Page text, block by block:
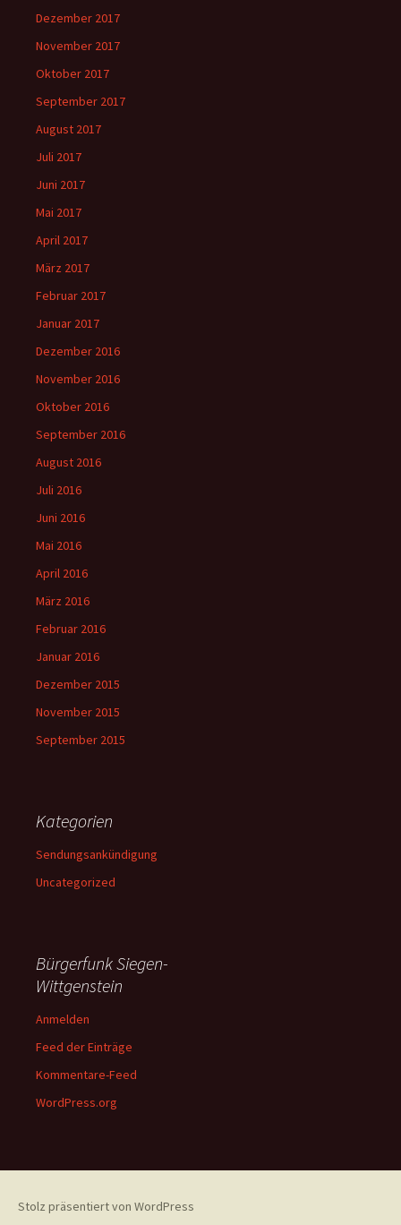
Dezember 2017
November 2017
Oktober 2017
September 2017
August 2017
Juli 2017
Juni 2017
Mai 2017
April 2017
März 2017
Februar 2017
Januar 2017
Dezember 2016
November 2016
Oktober 2016
September 2016
August 2016
Juli 2016
Juni 2016
Mai 2016
April 2016
März 2016
Februar 2016
Januar 2016
Dezember 2015
November 2015
September 2015
Kategorien
Sendungsankündigung
Uncategorized
Bürgerfunk Siegen-
Wittgenstein
Anmelden
Feed der Einträge
Kommentare-Feed
WordPress.org
Stolz präsentiert von WordPress